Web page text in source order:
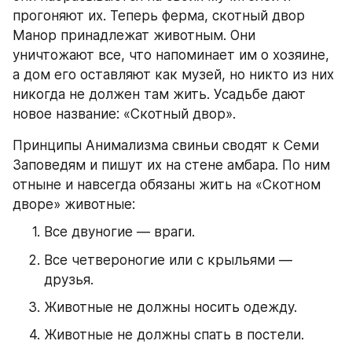
прогоняют их. Теперь ферма, скотный двор
Манор принадлежат животным. Они
уничтожают все, что напоминает им о хозяине,
а дом его оставляют как музей, но никто из них
никогда не должен там жить. Усадьбе дают
новое название: «Скотный двор».
Принципы Анимализма свиньи сводят к Семи
Заповедям и пишут их на стене амбара. По ним
отныне и навсегда обязаны жить на «Скотном
дворе» животные:
Все двуногие — враги.
Все четвероногие или с крыльями —
друзья.
Животные не должны носить одежду.
Животные не должны спать в постели.